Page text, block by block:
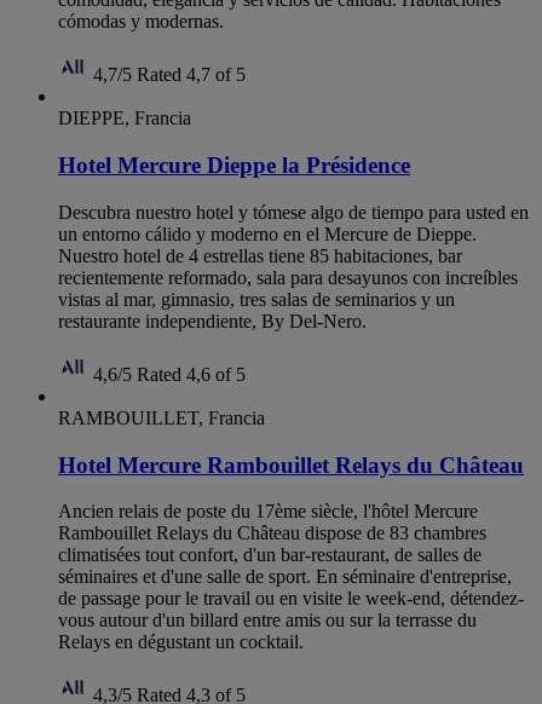
cómodas y modernas.
4,7/5 Rated 4,7 of 5
DIEPPE, Francia
Hotel Mercure Dieppe la Présidence
Descubra nuestro hotel y tómese algo de tiempo para usted en
un entorno cálido y moderno en el Mercure de Dieppe.
Nuestro hotel de 4 estrellas tiene 85 habitaciones, bar
recientemente reformado, sala para desayunos con increíbles
vistas al mar, gimnasio, tres salas de seminarios y un
restaurante independiente, By Del-Nero.
4,6/5 Rated 4,6 of 5
RAMBOUILLET, Francia
Hotel Mercure Rambouillet Relays du Château
Ancien relais de poste du 17ème siècle, l'hôtel Mercure
Rambouillet Relays du Château dispose de 83 chambres
climatisées tout confort, d'un bar-restaurant, de salles de
séminaires et d'une salle de sport. En séminaire d'entreprise,
de passage pour le travail ou en visite le week-end, détendez-
vous autour d'un billard entre amis ou sur la terrasse du
Relays en dégustant un cocktail.
4,3/5 Rated 4,3 of 5